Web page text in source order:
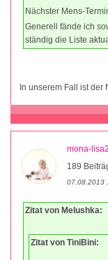
Nächster Mens-
Generell fände ich
ständig die Liste
In unserem Fall ist der
mona-
189
07.08.2013
Zitat von Melushka:
Zitat von TiniBini: